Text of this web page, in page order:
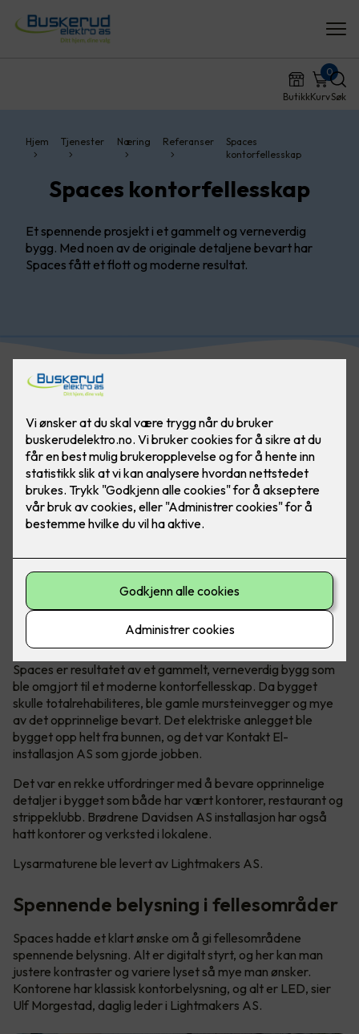
ButikkKurv
0
Søk
Hjem Tjenester Næring Referanser
Spaces
kontorfellesskap
Spaces kontorfellesskap
Et spennende prosjekt i et gammelt og verneverdig
bygg. Med noen av de originale detaljene bevart har
Spaces fått et flott og moderne resultat.
Verneverdig bygg omgjort til
kontorfellesskap
Spaces er resultatet av et gammelt, verneverdig bygg som
ble omgjort til et moderne kontorfellesskap. Da bygget
skulle totalrehabiliteres, ble gamle mursteinvegger og mye
av det opprinnelige bevart. Det elektriske anlegget ble
bygget opp helt fra bunnen, og det var Kontakt El-
installasjon AS som gjorde jobben.
Det var en rekke utfordringer med å bevare opprinnelige
detaljer i bygget som både har vært kontorer, restaurant og
strippeklubb. Brødrene Davidsen AS installasjon har også
hatt kontorer og verksted i lokalene.
Lysarmaturene ble levert av Lightmakers AS.
Spennende belysning i fellesområder
Spaces hadde et klart ønske om å gi fellesområdene
spennende belysning. Alt er digitalt styrt, og her kan man
justere kontraster og variere lyset så mye man ønsker.
Kontorene har klassisk kontorbelysning, og alt er LED, sier
Ulf Morgestad, daglig leder i Lightmakers AS.